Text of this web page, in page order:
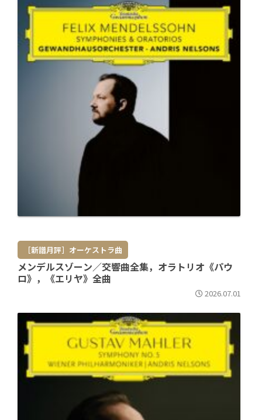
［新譜月評］オーケストラ曲
メンデルスゾーン／交響曲全集，オラトリオ《パウ
ロ》，《エリヤ》全曲
2026.07.01